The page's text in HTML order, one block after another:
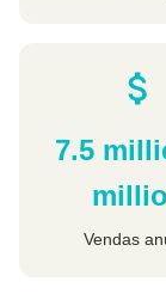
7.5
Vendas